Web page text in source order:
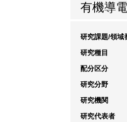
有機導
研究課題/領域
研究種目
配分区分
研究分野
研究機関
研究代表者